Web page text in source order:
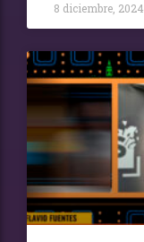
8 diciembre, 2024